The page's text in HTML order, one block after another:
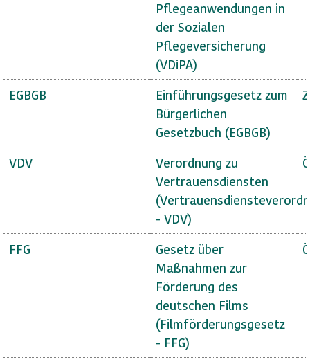
Pflegeanwendungen in
der Sozialen
Pflegeversicherung
(VDiPA)
EGBGB
Einführungsgesetz zum
Bürgerlichen
Gesetzbuch (EGBGB)
VDV
Verordnung zu
Vertrauensdiensten
- VDV)
FFG
Gesetz über
Maßnahmen zur
Förderung des
deutschen Films
(Filmförderungsgesetz
- FFG)